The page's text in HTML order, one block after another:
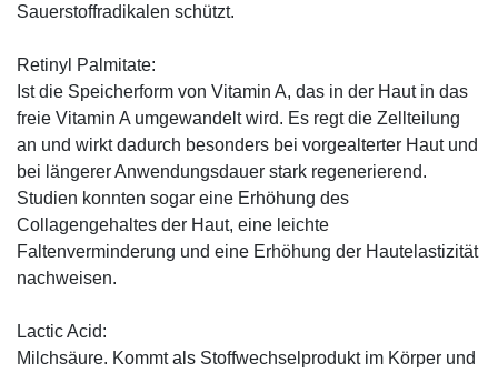
Sauerstoffradikalen schützt.
Retinyl Palmitate:
Ist die Speicherform von Vitamin A, das in der Haut in das
freie Vitamin A umgewandelt wird. Es regt die Zellteilung
an und wirkt dadurch besonders bei vorgealterter Haut und
bei längerer Anwendungsdauer stark regenerierend.
Studien konnten sogar eine Erhöhung des
Collagengehaltes der Haut, eine leichte
Faltenverminderung und eine Erhöhung der Hautelastizität
nachweisen.
Lactic Acid:
Milchsäure. Kommt als Stoffwechselprodukt im Körper und